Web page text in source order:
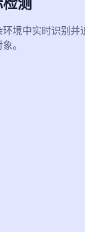
环境中实时识别并
。